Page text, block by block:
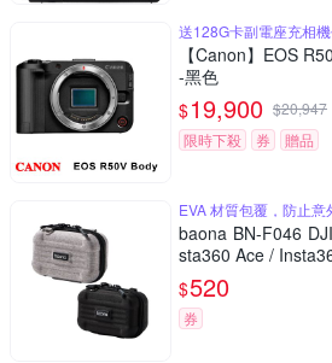
送128G卡副電座充相
【Canon】EOS
-黑色
$19,900 $20,947
限時下殺
券 贈品
EVA 材質包覆，防止意
baona BN-F046
sta360 Ace /
$520
券